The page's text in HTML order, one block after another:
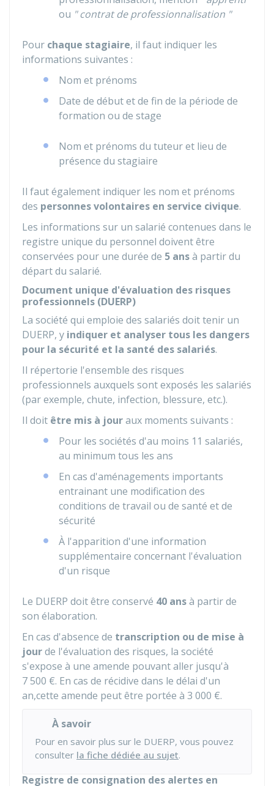
ou " contrat de professionnalisation "
Pour chaque stagiaire, il faut indiquer les
informations suivantes :
Nom et prénoms
Date de début et de fin de la période de
formation ou de stage
Nom et prénoms du tuteur et lieu de
présence du stagiaire
Il faut également indiquer les nom et prénoms
des personnes volontaires en service civique.
Les informations sur un salarié contenues dans le
registre unique du personnel doivent être
conservées pour une durée de 5 ansà partir du
départ du salarié.
Document unique d'évaluation des risques
professionnels (DUERP)
La société qui emploie des salariés doit tenir un
DUERP, y indiquer et analyser tous les dangers
pour la sécurité et la santé des salariés.
Il répertorie l'ensemble des risques
professionnels auxquels sont exposés les salariés
(par exemple, chute, infection, blessure, etc.).
Il doit être mis à jouraux moments suivants :
Pour les sociétés d'au moins 11 salariés,
au minimum tous les ans
En cas d'aménagements importants
entrainant une modification des
conditions de travail ou de santé et de
sécurité
À l'apparition d'une information
supplémentaire concernant l'évaluation
d'un risque
Le DUERP doit être conservé 40 ansà partir de
son élaboration.
En cas d'absence de transcription ou de mise à
jourde l'évaluation des risques, la société
s'expose à une amende pouvant aller jusqu'à
7 500 €. En cas de récidive dans le délai d'un
an,cette amende peut être portée à 3 000 €.
À savoir
Pour en savoir plus sur le DUERP, vous pouvez
consulter la fiche dédiée au sujet.
Registre de consignation des alertes en